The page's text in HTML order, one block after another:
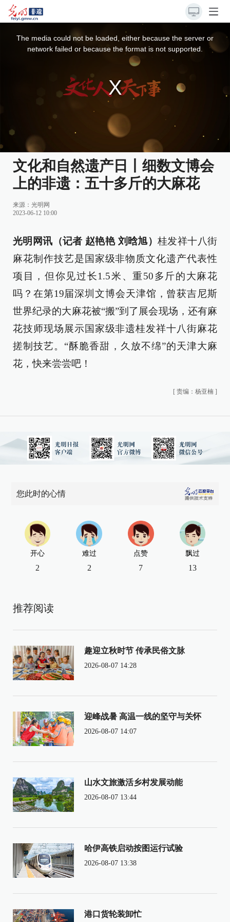
The media could not be loaded, either because the server or
network failed or because the format is not supported.
文化和自然遗产日丨细数文博会
上的非遗：五十多斤的大麻花
来源： 光明网
2023-06-12 10:00
光明网讯（记者 赵艳艳 刘晗旭）桂发祥十八街
麻花制作技艺是国家级非物质文化遗产代表性
项目，但你见过长1.5米、重50多斤的大麻花
吗？在第19届深圳文博会天津馆，曾获吉尼斯
世界纪录的大麻花被“搬”到了展会现场，还有麻
花技师现场展示国家级非遗桂发祥十八街麻花
搓制技艺。“酥脆香甜，久放不绵”的天津大麻
花，快来尝尝吧！
[ 责编：杨亚楠 ]
您此时的心情
开心
2
难过
2
点赞
7
飘过
13
推荐阅读
趣迎立秋时节 传承民俗文脉
2026-08-07 14:28
迎峰战暑 高温一线的坚守与关怀
2026-08-07 14:07
山水文旅激活乡村发展动能
2026-08-07 13:44
哈伊高铁启动按图运行试验
2026-08-07 13:38
港口货轮装卸忙